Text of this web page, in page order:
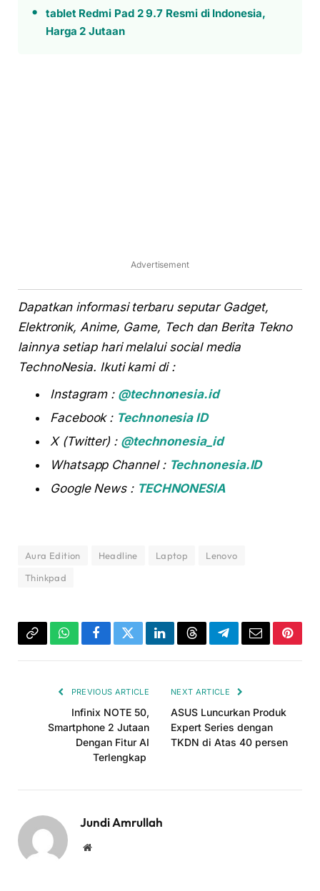
tablet Redmi Pad 2 9.7 Resmi di Indonesia,
Harga 2 Jutaan
Advertisement
Dapatkan informasi terbaru seputar Gadget,
Elektronik, Anime, Game, Tech dan Berita Tekno
lainnya setiap hari melalui social media
TechnoNesia. Ikuti kami di :
Instagram : @technonesia.id
Facebook : Technonesia ID
X (Twitter) : @technonesia_id
Whatsapp Channel : Technonesia.ID
Google News : TECHNONESIA
Aura Edition Headline Laptop
Lenovo
Thinkpad
Copy WhatsAppFacebookTwitterLinkedInThreadsTelegramEmail
PREVIOUS ARTICLE
Infinix NOTE 50,
Smartphone 2 Jutaan
Dengan Fitur AI
Terlengkap
NEXT ARTICLE
ASUS Luncurkan Produk
Expert Series dengan
TKDN di Atas 40 persen
Jundi Amrullah
Website